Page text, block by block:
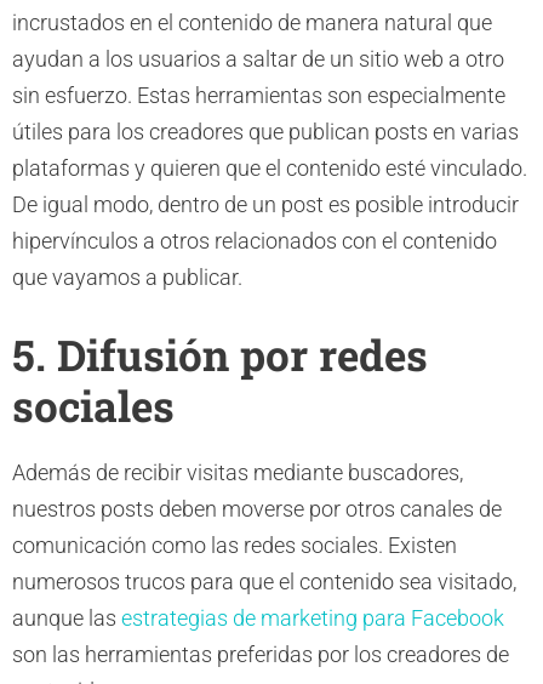
incrustados en el contenido de manera natural que
ayudan a los usuarios a saltar de un sitio web a otro
sin esfuerzo. Estas herramientas son especialmente
útiles para los creadores que publican posts en varias
plataformas y quieren que el contenido esté vinculado.
De igual modo, dentro de un post es posible introducir
hipervínculos a otros relacionados con el contenido
que vayamos a publicar.
5. Difusión por redes
sociales
Además de recibir visitas mediante buscadores,
nuestros posts deben moverse por otros canales de
comunicación como las redes sociales. Existen
numerosos trucos para que el contenido sea visitado,
aunque las estrategias de marketing para Facebook
son las herramientas preferidas por los creadores de